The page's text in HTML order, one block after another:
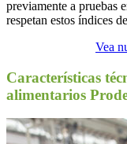
previamente a pruebas
respetan estos índices
Vea
Características
alimentarios